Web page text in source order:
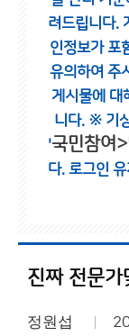
려드립니다.
인정보가 포
유의하여 주
게시물에 대
니다. ※ 기
'국민참여
다. 로그인
진짜 전문가
정원섭